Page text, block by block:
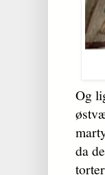
Og
da